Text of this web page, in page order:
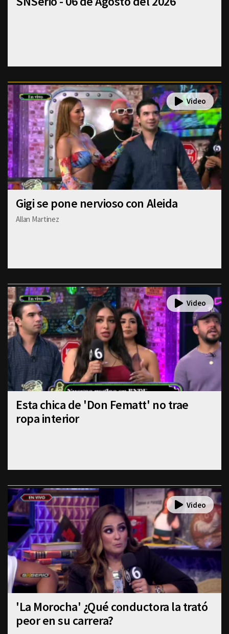
Gigi se pone nervioso con Aleida
Allan Martinez
Esta chica de 'Don Fematt' no trae
ropa interior
'La Morocha' ¿Qué conductora la trató
peor en su carrera?